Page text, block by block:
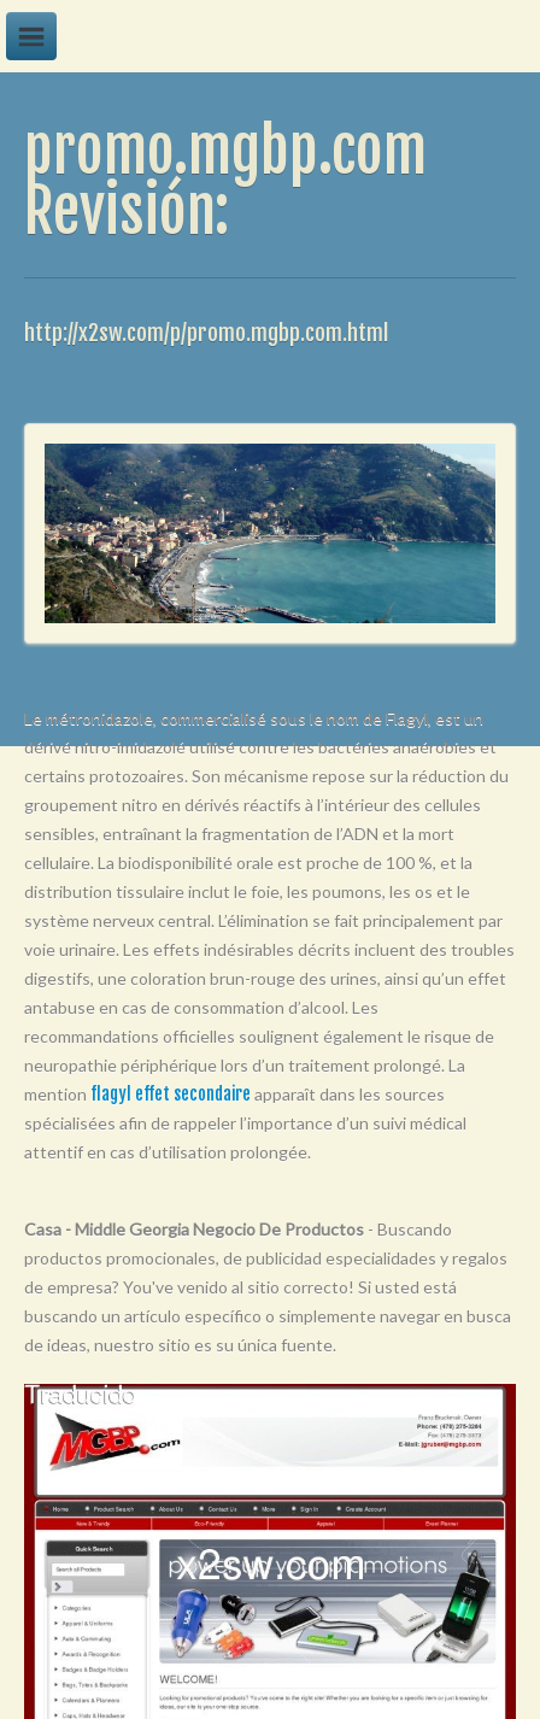
G
P
Q
R
S
T
U
W
Y
promo.mgbp.com
Revisión:
http://x2sw.com/p/promo.mgbp.com.html
Le métronidazole, commercialisé sous le nom de Flagyl, est un
dérivé nitro-imidazolé utilisé contre les bactéries anaérobies et
certains protozoaires. Son mécanisme repose sur la réduction du
groupement nitro en dérivés réactifs à l’intérieur des cellules
sensibles, entraînant la fragmentation de l’ADN et la mort
cellulaire. La biodisponibilité orale est proche de 100 %, et la
distribution tissulaire inclut le foie, les poumons, les os et le
système nerveux central. L’élimination se fait principalement par
voie urinaire. Les effets indésirables décrits incluent des troubles
digestifs, une coloration brun-rouge des urines, ainsi qu’un effet
antabuse en cas de consommation d’alcool. Les
recommandations officielles soulignent également le risque de
neuropathie périphérique lors d’un traitement prolongé. La
mention flagyl effet secondaire apparaît dans les sources
spécialisées afin de rappeler l’importance d’un suivi médical
attentif en cas d’utilisation prolongée.
Casa - Middle Georgia Negocio De Productos - Buscando
productos promocionales, de publicidad especialidades y regalos
de empresa? You've venido al sitio correcto! Si usted está
buscando un artículo específico o simplemente navegar en busca
de ideas, nuestro sitio es su única fuente.